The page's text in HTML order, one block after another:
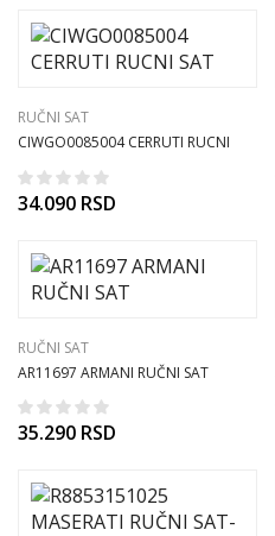
RUČNI SAT
CIWGO0085004 CERRUTI RUCNI
SAT
34.090 RSD
RUČNI SAT
AR11697 ARMANI RUČNI SAT
35.290 RSD